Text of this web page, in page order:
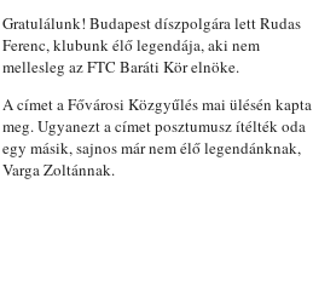
Gratulálunk! Budapest díszpolgára lett Rudas
Ferenc, klubunk élő legendája, aki nem
mellesleg az FTC Baráti Kör elnöke.
A címet a Fővárosi Közgyűlés mai ülésén kapta
meg. Ugyanezt a címet posztumusz ítélték oda
egy másik, sajnos már nem élő legendánknak,
Varga Zoltánnak.